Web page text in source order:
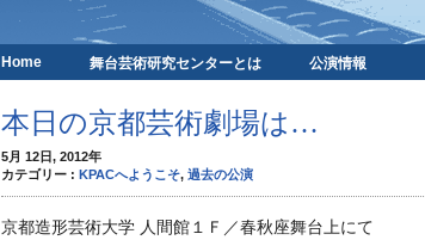
京都芸術劇場
Home 舞台芸術研究センターとは 公演情報
本日の京都芸術劇場は…
5月 12日, 2012年
カテゴリー : KPACへようこそ, 過去の公演
京都造形芸術大学 人間館１Ｆ／春秋座舞台上にて